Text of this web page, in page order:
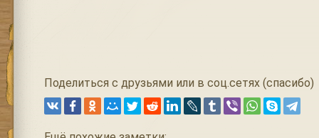
Поделиться с друзьями или в соц.сетях (спасибо)